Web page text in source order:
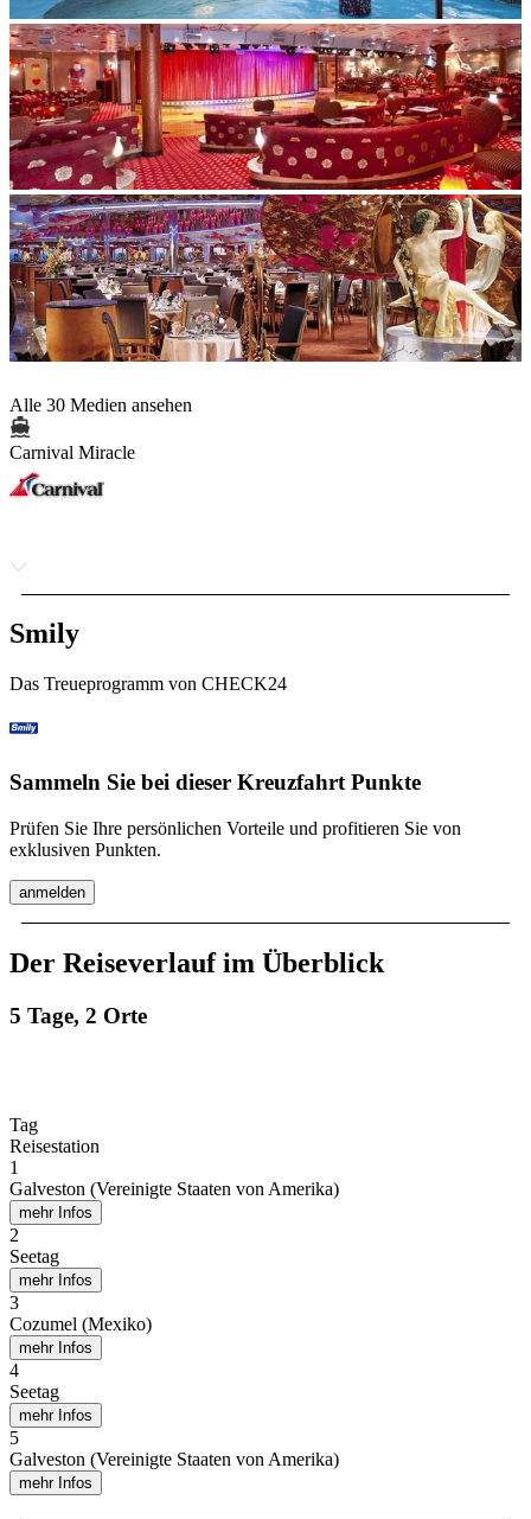
Alle 30 Medien ansehen
Carnival Miracle
Smily
Das Treueprogramm von CHECK24
Sammeln Sie bei dieser Kreuzfahrt Punkte
Prüfen Sie Ihre persönlichen Vorteile und profitieren Sie von
exklusiven Punkten.
anmelden
Der Reiseverlauf im Überblick
5 Tage, 2 Orte
Tag
Reisestation
1
Galveston (Vereinigte Staaten von Amerika)
mehr Infos
2
Seetag
mehr Infos
3
Cozumel (Mexiko)
mehr Infos
4
Seetag
mehr Infos
5
Galveston (Vereinigte Staaten von Amerika)
mehr Infos